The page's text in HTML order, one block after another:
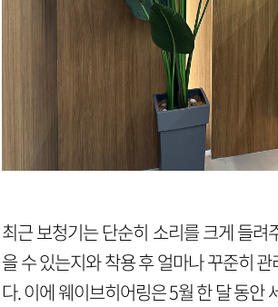
최근 보청기는 단순히 소리를 크게 들
을 수 있는지와 착용 후 얼마나 꾸준히
다. 이에 웨이브히어링은 5월 한 달 동안